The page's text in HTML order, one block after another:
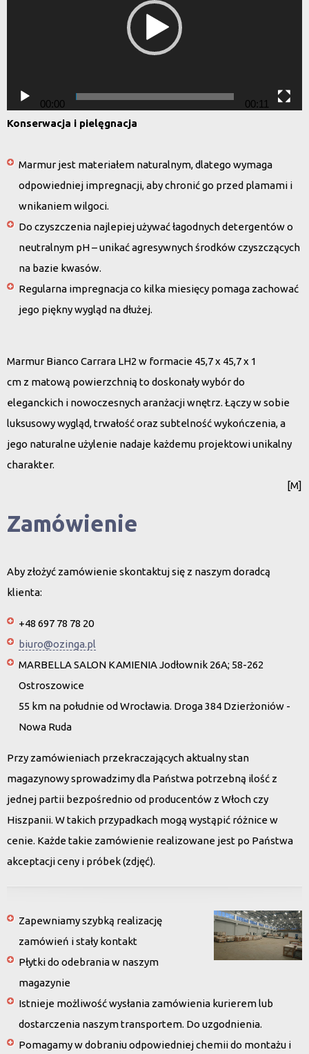
00:00
00:11
Konserwacja i pielęgnacja
Marmur jest materiałem naturalnym, dlatego wymaga
odpowiedniej impregnacji, aby chronić go przed plamami i
wnikaniem wilgoci.
Do czyszczenia najlepiej używać łagodnych detergentów o
neutralnym pH – unikać agresywnych środków czyszczących
na bazie kwasów.
Regularna impregnacja co kilka miesięcy pomaga zachować
jego piękny wygląd na dłużej.
Marmur Bianco Carrara LH2 w formacie 45,7 x 45,7 x 1
cm z matową powierzchnią to doskonały wybór do
eleganckich i nowoczesnych aranżacji wnętrz. Łączy w sobie
luksusowy wygląd, trwałość oraz subtelność wykończenia, a
jego naturalne użylenie nadaje każdemu projektowi unikalny
charakter.
[M]
Zamówienie
Aby złożyć zamówienie skontaktuj się z naszym doradcą
klienta:
+48 697 78 78 20
biuro@ozinga.pl
MARBELLA SALON KAMIENIA Jodłownik 26A; 58-262
Ostroszowice
55 km na południe od Wrocławia. Droga 384 Dzierżoniów -
Nowa Ruda
Przy zamówieniach przekraczających aktualny stan
magazynowy sprowadzimy dla Państwa potrzebną ilość z
jednej partii bezpośrednio od producentów z Włoch czy
Hiszpanii. W takich przypadkach mogą wystąpić różnice w
cenie. Każde takie zamówienie realizowane jest po Państwa
akceptacji ceny i próbek (zdjęć).
Zapewniamy szybką realizację
zamówień i stały kontakt
Płytki do odebrania w naszym
magazynie
Istnieje możliwość wysłania zamówienia kurierem lub
dostarczenia naszym transportem. Do uzgodnienia.
Pomagamy w dobraniu odpowiedniej chemii do montażu i